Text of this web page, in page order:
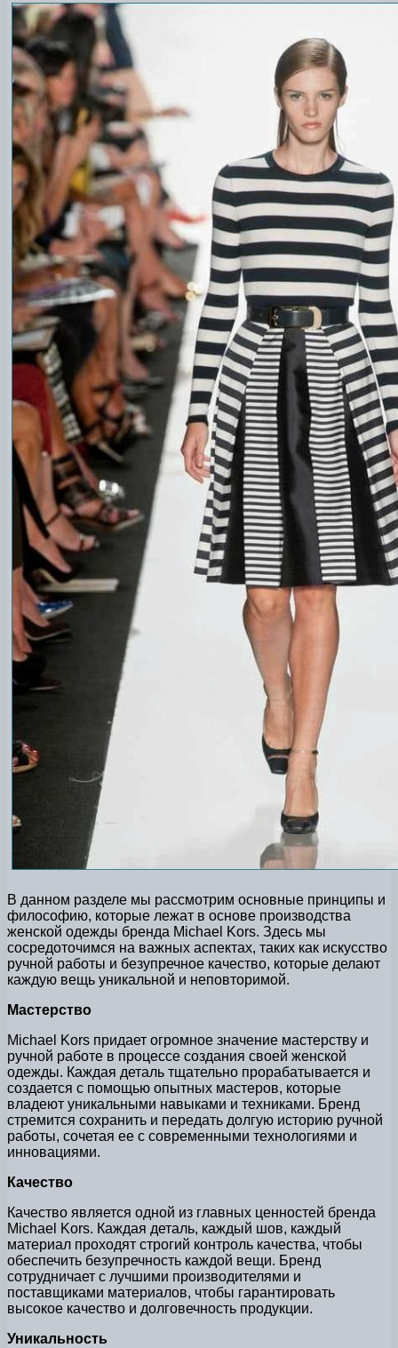
В данном разделе мы рассмотрим основные принципы и
философию, которые лежат в основе производства
женской одежды бренда Michael Kors. Здесь мы
сосредоточимся на важных аспектах, таких как искусство
ручной работы и безупречное качество, которые делают
каждую вещь уникальной и неповторимой.
Мастерство
Michael Kors придает огромное значение мастерству и
ручной работе в процессе создания своей женской
одежды. Каждая деталь тщательно прорабатывается и
создается с помощью опытных мастеров, которые
владеют уникальными навыками и техниками. Бренд
стремится сохранить и передать долгую историю ручной
работы, сочетая ее с современными технологиями и
инновациями.
Качество
Качество является одной из главных ценностей бренда
Michael Kors. Каждая деталь, каждый шов, каждый
материал проходят строгий контроль качества, чтобы
обеспечить безупречность каждой вещи. Бренд
сотрудничает с лучшими производителями и
поставщиками материалов, чтобы гарантировать
высокое качество и долговечность продукции.
Уникальность